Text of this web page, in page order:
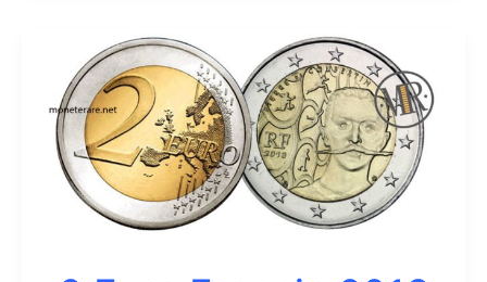
2013
50°
anniversario
Trattato